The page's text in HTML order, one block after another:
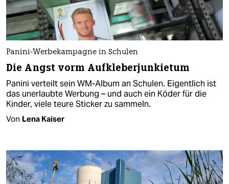
Panini-Werbekampagne in Schulen
Die Angst vorm Aufkleberjunkietum
Panini verteilt sein WM-Album an Schulen. Eigentlich ist
das unerlaubte Werbung – und auch ein Köder für die
Kinder, viele teure Sticker zu sammeln.
Von Lena Kaiser